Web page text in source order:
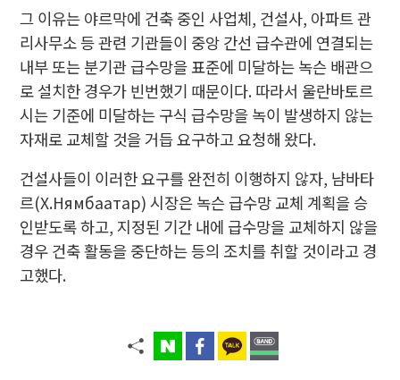
그 이유는 야르막에 건축 중인 사업체, 건설사, 아파트 관
리사무소 등 관련 기관들이 중앙 간선 급수관에 연결되는
내부 또는 분기관 급수망을 표준에 미달하는 녹슨 배관으
로 설치한 경우가 빈번했기 때문이다. 따라서 울란바토르
시는 기준에 미달하는 구식 급수망을 녹이 발생하지 않는
자재로 교체할 것을 거듭 요구하고 요청해 왔다.
건설사들이 이러한 요구를 완전히 이행하지 않자, 냠바타
르(Х.Нямбаатар) 시장은 녹슨 급수망 교체 계획을 승
인받도록 하고, 지정된 기간 내에 급수망을 교체하지 않을
경우 건축 활동을 중단하는 등의 조치를 취할 것이라고 경
고했다.